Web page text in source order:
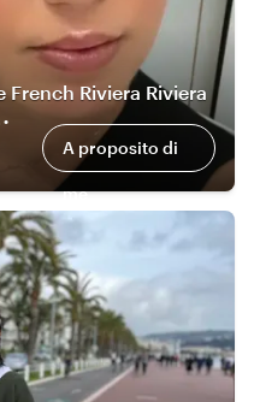
Riviera Riviera
A proposito di
me